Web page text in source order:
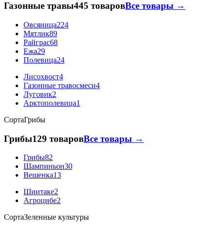
Газонные травы445 товаровВсе товары →
Овсяница224
Мятлик89
Райграс68
Ежа29
Полевица24
Лисохвост4
Газонные травосмеси4
Луговик2
Арктополевица1
СортаГрибы
Грибы129 товаровВсе товары →
Грибы82
Шампиньон30
Вешенка13
Шиитаке2
Агроцибе2
СортаЗеленные культуры